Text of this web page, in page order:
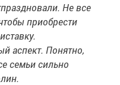
Не все
приобрести
аспект. Понятно,
семьи сильно